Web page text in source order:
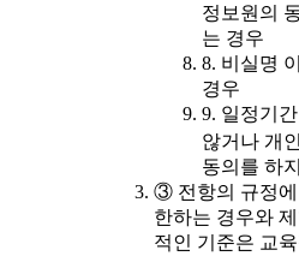
정보원의
는 경우
8. 비실명
경우
9. 일정기
않거나 개
동의를 하
③ 전항의 규정에
한하는 경우와
적인 기준은 교